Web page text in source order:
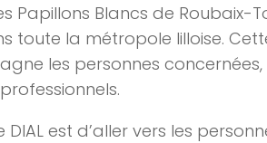
Papillons Blancs de Roubaix-
toute la métropole lilloise.
les personnes concernées,
est d’aller vers les